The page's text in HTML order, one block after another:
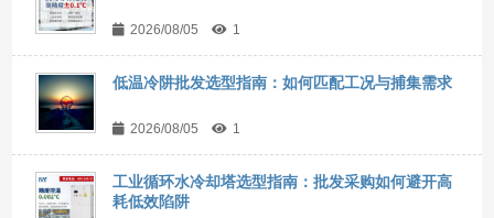
2026/08/05 1
低温冷阱批发选型指南：如何匹配工况与捕集需求
2026/08/05 1
工业循环水冷却塔选型指南：批发采购如何避开高
耗低效陷阱